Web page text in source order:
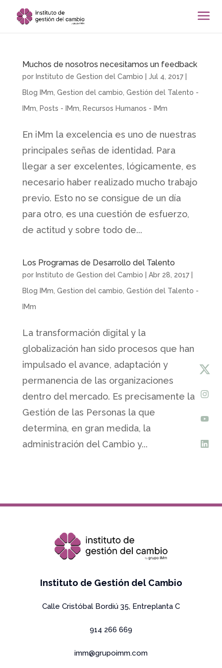
Muchos de nosotros necesitamos un feedback
por Instituto de Gestion del Cambio Jul 4, 2017|
Blog IMm Gestion del cambio Gestión del Talento -
IMm
Posts - IMm Recursos Humanos - IMm
En iMm la excelencia es uno de nuestras
principales señas de identidad. Para
llegar a ser excelentes, lógicamente, es
necesario haber realizado mucho trabajo
previo. Esto no se consigue de un día
para otro, es una cuestión de esfuerzo,
de actitud y sobre todo de...
Los Programas de Desarrollo del Talento
por Instituto de Gestion del Cambio Abr 28, 2017|
Blog IMm Gestion del cambio Gestión del Talento -
IMm
La transformación digital y la
globalización han sido procesos que han
impulsado el avance, adaptación y
permanencia de las organizaciones
dentro del mercado. Es precisamente la
Gestión de las Personas la que
determina, en gran medida, la
administración del Cambio y...
Instituto de Gestión del Cambio
Calle Cristóbal Bordiú 35, Entreplanta C
914 266 669
imm@grupoimm.com